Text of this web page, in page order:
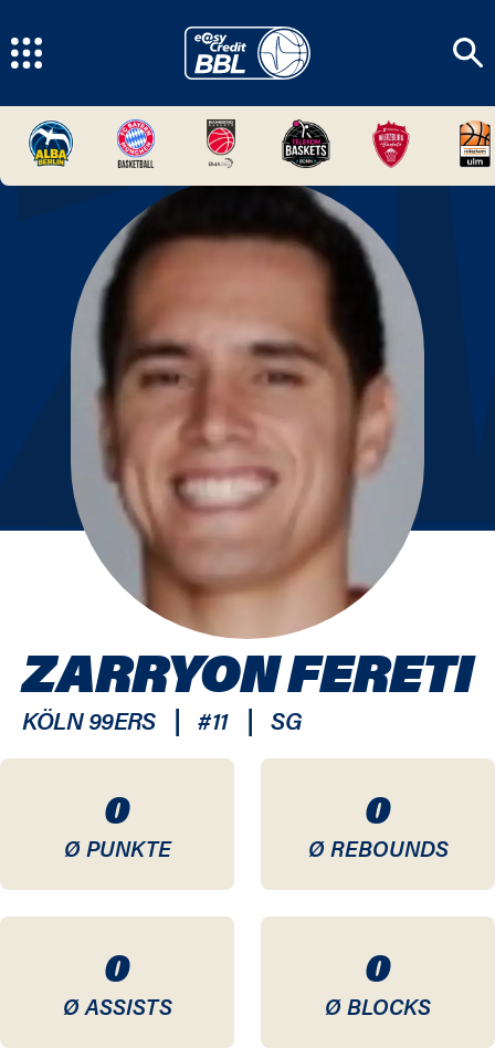
0
Ø PUNKTE
0
Ø REBOUNDS
0
Ø ASSISTS
0
Ø BLOCKS
ZARRYON FERETI
KÖLN 99ERS | #11 | SG